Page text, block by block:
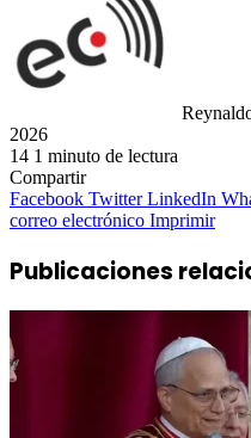
2026
14 1 minuto de lectura
Compartir
Facebook Twitter LinkedIn
correo electrónico Imprimir
Publicaciones